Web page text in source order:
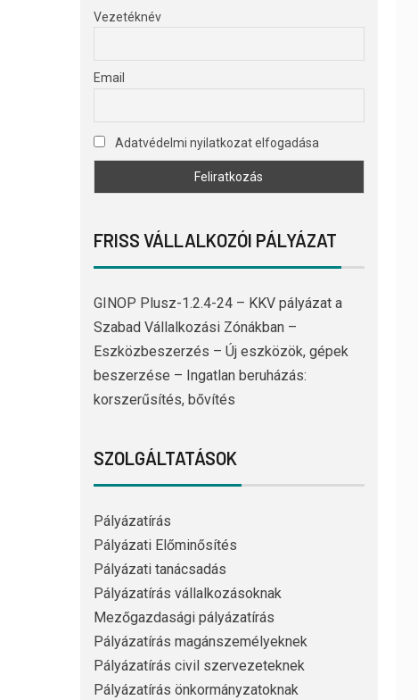
Vezetéknév
Email
Adatvédelmi nyilatkozat elfogadása
FRISS VÁLLALKOZÓI PÁLYÁZAT
GINOP Plusz-1.2.4-24 – KKV pályázat a
Szabad Vállalkozási Zónákban –
Eszközbeszerzés – Új eszközök, gépek
beszerzése – Ingatlan beruházás:
korszerűsítés, bővítés
SZOLGÁLTATÁSOK
Pályázatírás
Pályázati Előminősítés
Pályázati tanácsadás
Pályázatírás vállalkozásoknak
Mezőgazdasági pályázatírás
Pályázatírás magánszemélyeknek
Pályázatírás civil szervezeteknek
Pályázatírás önkormányzatoknak